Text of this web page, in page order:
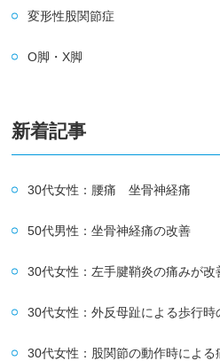
変形性股関節症
O脚・X脚
新着記事
30代女性：腰痛 坐骨神経痛
50代男性：坐骨神経痛の改善
30代女性：左手腱鞘炎の痛みが改
30代女性：外反母趾による歩行時
30代女性：股関節の動作時による